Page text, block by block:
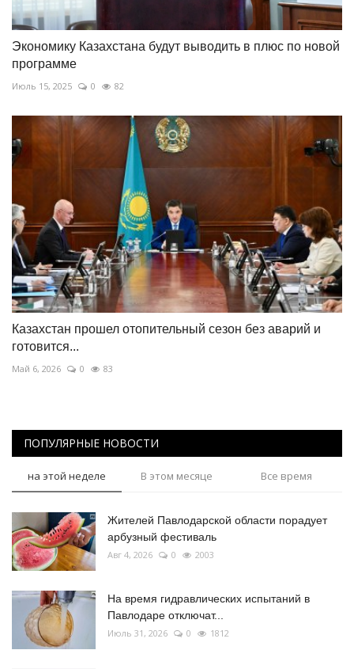
Экономику Казахстана будут выводить в плюс по новой
программе
Июль 15, 2025 0 82
Казахстан прошел отопительный сезон без аварий и
готовится...
Май 6, 2026 0 83
ПОПУЛЯРНЫЕ НОВОСТИ
на этой неделе В этом месяце Все время
Жителей Павлодарской области порадует
арбузный фестиваль
Авг 4, 2026 0 2003
На время гидравлических испытаний в
Павлодаре отключат...
Июль 31, 2026 0 1812